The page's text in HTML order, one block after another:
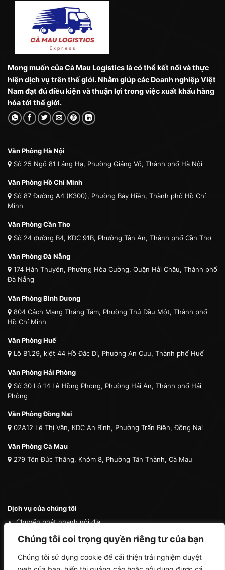
Chúng tôi coi trọng quyền riêng tư của bạn
Chúng tôi sử dụng cookie để cải thiện trải nghiệm duyệt
Mong muốn của Cà Mau Logistics là có thể kết nối và thực
hiện dịch vụ trên thế giới. Nhằm giúp các Doanh nghiệp Việt
Nam đạt đủ điều kiện và thuận lợi trong việc xuất khẩu hàng
hóa tới thế giới.
Văn Phòng Hà Nội
Số 25 Ngõ 81 Láng Hạ, Phường Giảng Võ, Thành phố Hà Nội
Văn Phòng Hồ Chí Minh
Số 87 Đường A4 (K300), Phường Bảy Hiền, Thành phố Hồ Chí
Minh
Văn Phòng Cần Thơ
Số 24 đường B4, KDC 91B, Phường Tân An, Thành phố Cần Thơ
Văn Phòng Đà Nẵng
174 Hàn Thuyên, Phường Hòa Cường, Quận Hải Châu, Thành phố
Đà Nẵng
Văn Phòng Bình Dương
804 Cách Mạng Tháng Tám, Phường Thủ Dầu Một, Thành phố
Hồ Chí Minh
Văn Phòng Huế
Lô B1.29, kiệt 44 Hồ Đắc Di, Phường An Cựu, Thành phố Huế
Văn Phòng Hải Phòng
Số 30 Lô 14 Lê Hồng Phong, Phường Hải An, Thành phố Hải
Phòng
Văn Phòng Đồng Nai
02A12 Lê Thị Vân, KDC An Bình, Phường Trấn Biên, Đồng Nai
Văn Phòng Cà Mau
279 Tôn Đức Thắng, Khóm 8, Phường Tân Thành, Cà Mau
Dịch vụ của chúng tôi
Chuyển phát nhanh nội địa
Chuyển phát nhanh quốc tế
Vận chuyển thú cưng